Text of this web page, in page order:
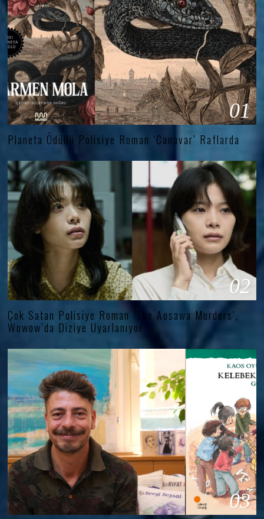
01
Planeta Ödüllü Polisiye Roman ‘Canavar’ Raflarda
02
Çok Satan Polisiye Roman ‘The Aosawa Murders’,
Wowow’da Diziye Uyarlanıyor
03